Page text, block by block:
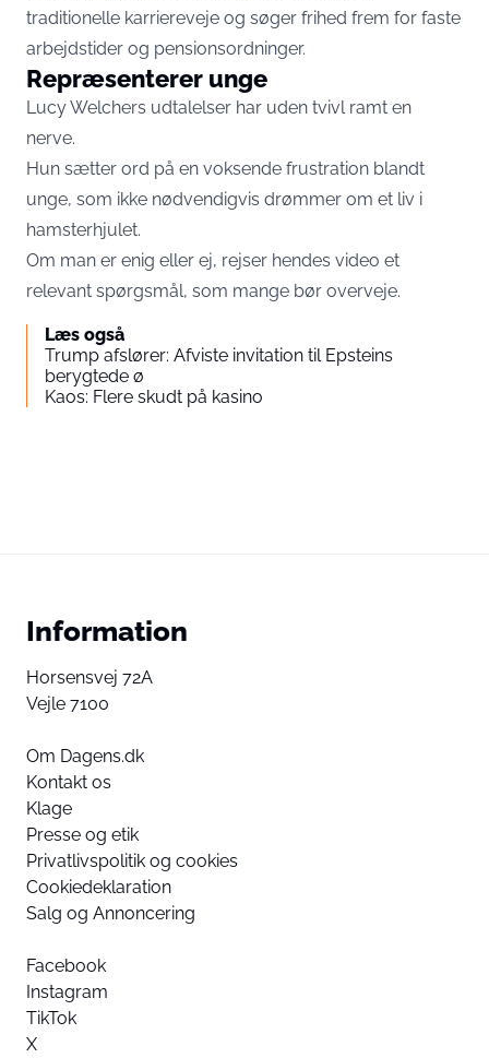
traditionelle karriereveje og søger frihed frem for faste
arbejdstider og pensionsordninger.
Repræsenterer unge
Lucy Welchers udtalelser har uden tvivl ramt en
nerve.
Hun sætter ord på en voksende frustration blandt
unge, som ikke nødvendigvis drømmer om et liv i
hamsterhjulet.
Om man er enig eller ej, rejser hendes video et
relevant spørgsmål, som mange bør overveje.
Læs også
Trump afslører: Afviste invitation til Epsteins
berygtede ø
Kaos: Flere skudt på kasino
Information
Horsensvej 72A
Vejle 7100
Om Dagens.dk
Kontakt os
Klage
Presse og etik
Privatlivspolitik og cookies
Cookiedeklaration
Salg og Annoncering
Facebook
Instagram
TikTok
X